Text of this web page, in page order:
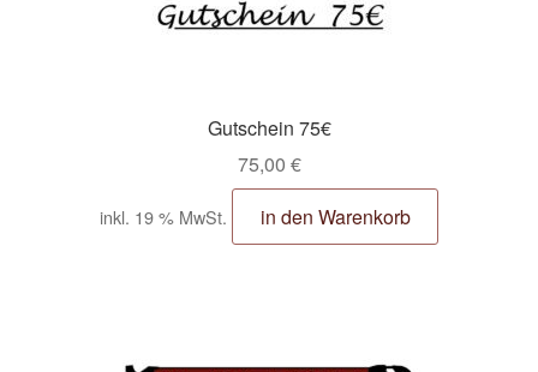
Gutschein 75€
75,00 €
inkl. 19 % MwSt. in den Warenkorb